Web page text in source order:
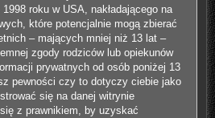
roku w USA, nakładającego na
które potencjalnie mogą zbierać
– mających mniej niż 13 lat –
zgody rodziców lub opiekunów
prywatnych od osób poniżej 13
pewności czy to dotyczy ciebie jako
się na danej witrynie
z prawnikiem, by uzyskać